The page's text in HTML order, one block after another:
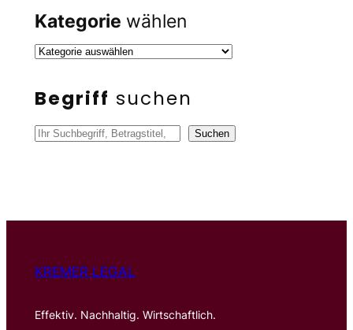
Kategorie wählen
Begriff suchen
S
n
Suchen
KREMER LEGAL
Effektiv. Nachhaltig. Wirtschaftlich.